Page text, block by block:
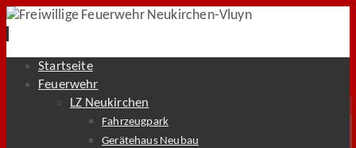
Zum
Inhalt
Startseite
Feuerwehr
LZ Neukirchen
Fahrzeugpark
Gerätehaus Neubau